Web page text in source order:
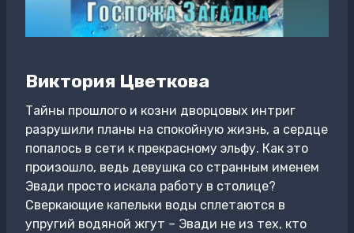
Виктория Цветкова
Тайны прошлого и козни дворцовых интриг
разрушили планы на спокойную жизнь, а сердце
попалось в сети к прекрасному эльфу. Как это
произошло, ведь девушка со странным именем
Эвади просто искала работу в столице?
Сверкающие капельки воды сплетаются в
упругий водяной жгут – Эвади не из тех, кто